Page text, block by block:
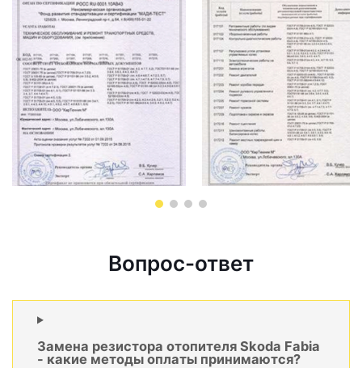
Вопрос-ответ
Замена резистора отопителя Skoda Fabia
- какие методы оплаты принимаются?